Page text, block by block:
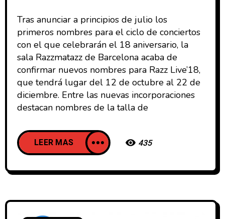
Tras anunciar a principios de julio los
primeros nombres para el ciclo de conciertos
con el que celebrarán el 18 aniversario, la
sala Razzmatazz de Barcelona acaba de
confirmar nuevos nombres para Razz Live’18,
que tendrá lugar del 12 de octubre al 22 de
diciembre. Entre las nuevas incorporaciones
destacan nombres de la talla de
LEER MAS 435